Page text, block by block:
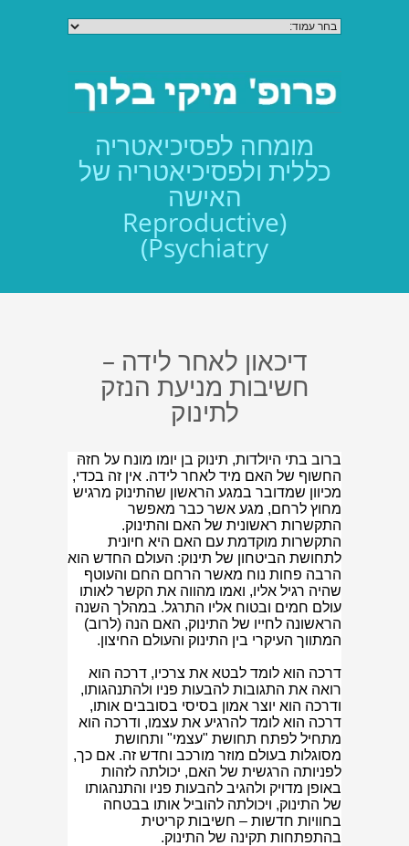
מומחה לפסיכיאטריה
כללית ולפסיכיאטריה של
האישה
(Reproductive
Psychiatry)
דיכאון לאחר לידה –
חשיבות מניעת הנזק
לתינוק
ברוב בתי היולדות, תינוק בן יומו מונח על חזהּ
החשוף של האם מיד לאחר לידה. אין זה בכדי,
מכיוון שמדובר במגע הראשון שהתינוק מרגיש
מחוץ לרחם, מגע אשר כבר מאפשר
התקשרות ראשונית של האם והתינוק.
התקשרות מוקדמת עם האם היא חיונית
לתחושת הביטחון של תינוק: העולם החדש הוא
הרבה פחות נוח מאשר הרחם החם והעוטף
שהיה רגיל אליו, ואמו מהווה את הקשר לאותו
עולם חמים ובטוח אליו התרגל. במהלך השנה
הראשונה לחייו של התינוק, האם הנה (לרוב)
המתווך העיקרי בין התינוק והעולם החיצון.
דרכה הוא לומד לבטא את צרכיו, דרכה הוא
רואה את התגובות להבעות פניו ולהתנהגותו,
ודרכה הוא יוצר אמון בסיסי בסובבים אותו,
דרכה הוא לומד להרגיע את עצמו, ודרכה הוא
מתחיל לפתח תחושת "עצמי" ותחושת
מסוגלות בעולם מוזר מורכב וחדש זה. אם כך,
לפניותה הרגשית של האם, יכולתה לזהות
באופן מדויק ולהגיב להבעות פניו והתנהגותו
של התינוק, ויכולתה להוביל אותו בבטחה
בחוויות חדשות – חשיבות קריטית
בהתפתחות תקינה של התינוק.